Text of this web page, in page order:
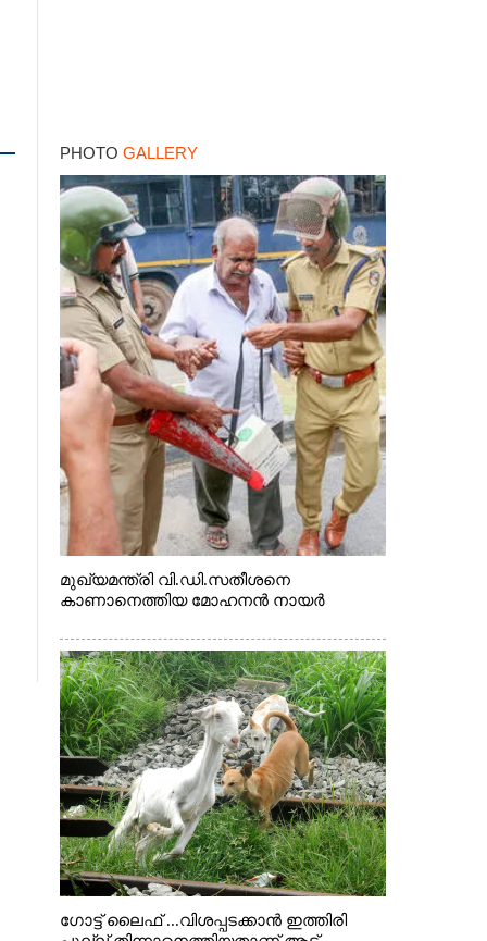
PHOTO GALLERY
മുഖ്യമന്ത്രി വി.ഡി.സതീശനെ
കാണാനെത്തിയ മോഹനൻ നായർ
ഗോട്ട് ലൈഫ് ...വിശപ്പടക്കാൻ ഇത്തിരി